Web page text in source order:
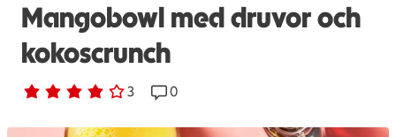
Mangobowl med druvor och
kokoscrunch
Betyg 4 av 5. 3
3 personer har röstatReceptet har 0 kommentarer
0